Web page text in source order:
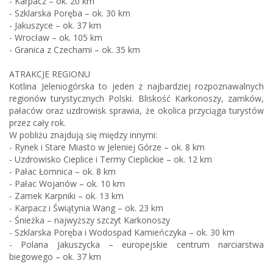
- Szklarska Poręba – ok. 30 km
- Jakuszyce – ok. 37 km
- Wrocław – ok. 105 km
- Granica z Czechami – ok. 35 km
ATRAKCJE REGIONU
Kotlina Jeleniogórska to jeden z najbardziej rozpoznawalnych
regionów turystycznych Polski. Bliskość Karkonoszy, zamków,
pałaców oraz uzdrowisk sprawia, że okolica przyciąga turystów
przez cały rok.
W pobliżu znajdują się między innymi:
- Rynek i Stare Miasto w Jeleniej Górze – ok. 8 km
- Uzdrowisko Cieplice i Termy Cieplickie – ok. 12 km
- Pałac Łomnica – ok. 8 km
- Pałac Wojanów – ok. 10 km
- Zamek Karpniki – ok. 13 km
- Karpacz i Świątynia Wang – ok. 23 km
- Śnieżka – najwyższy szczyt Karkonoszy
- Szklarska Poręba i Wodospad Kamieńczyka – ok. 30 km
- Polana Jakuszycka – europejskie centrum narciarstwa
biegowego – ok. 37 km